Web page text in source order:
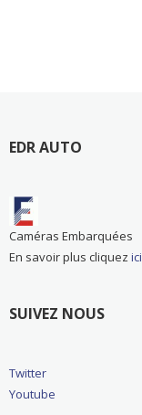
EDR AUTO
Caméras Embarquées
En savoir plus cliquez ici
SUIVEZ NOUS
Twitter
Youtube